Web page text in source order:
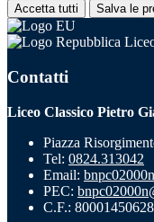
Accetta tutti Salva le
Contatti
Liceo Classico Pietro
Piazza
Tel: 0824.313042
Email:
PEC:
C.F.: 80001450628